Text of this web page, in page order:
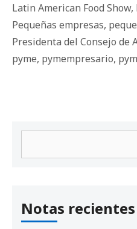
Latin American Food Show,
Pequeñas empresas,
Presidenta del Consejo de
pyme, pymempresario,
Notas recientes